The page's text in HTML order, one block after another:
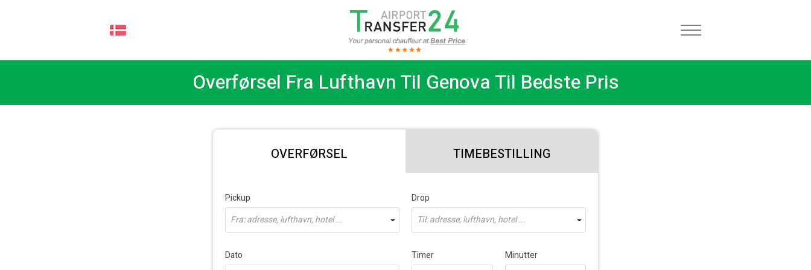
Overførsel Fra Lufthavn Til Genova Til Bedste Pris
OVERFØRSEL TIMEBESTILLING
Pickup
Fra: adresse, lufthavn, hotel ...
Drop
Til: adresse, lufthavn, hotel ...
Dato Timer Minutter